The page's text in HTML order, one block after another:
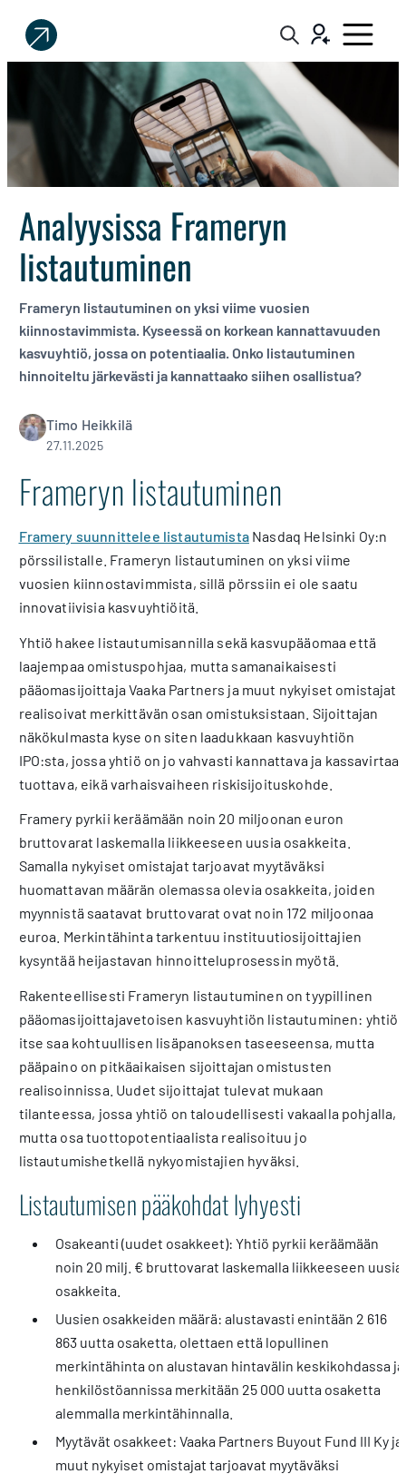
Sijoittaja.fi
Tee
sijoituspäätöksiä
Analyysissa Frameryn
listautuminen
Frameryn listautuminen on yksi viime vuosien
kiinnostavimmista. Kyseessä on korkean kannattavuuden
kasvuyhtiö, jossa on potentiaalia. Onko listautuminen
hinnoiteltu järkevästi ja kannattaako siihen osallistua?
Timo Heikkilä
27.11.2025
Frameryn listautuminen
Framery suunnittelee listautumistaNasdaq Helsinki Oy:n
pörssilistalle. Frameryn listautuminen on yksi viime
vuosien kiinnostavimmista, sillä pörssiin ei ole saatu
innovatiivisia kasvuyhtiöitä.
Yhtiö hakee listautumisannilla sekä kasvupääomaa että
laajempaa omistuspohjaa, mutta samanaikaisesti
pääomasijoittaja Vaaka Partners ja muut nykyiset omistajat
realisoivat merkittävän osan omistuksistaan. Sijoittajan
näkökulmasta kyse on siten laadukkaan kasvuyhtiön
IPO:sta, jossa yhtiö on jo vahvasti kannattava ja kassavirtaa
tuottava, eikä varhaisvaiheen riskisijoituskohde.
Framery pyrkii keräämään noin 20 miljoonan euron
bruttovarat laskemalla liikkeeseen uusia osakkeita.
Samalla nykyiset omistajat tarjoavat myytäväksi
huomattavan määrän olemassa olevia osakkeita, joiden
myynnistä saatavat bruttovarat ovat noin 172 miljoonaa
euroa. Merkintähinta tarkentuu instituutiosijoittajien
kysyntää heijastavan hinnoitteluprosessin myötä.
Rakenteellisesti Frameryn listautuminen on tyypillinen
pääomasijoittajavetoisen kasvuyhtiön listautuminen: yhtiö
itse saa kohtuullisen lisäpanoksen taseeseensa, mutta
pääpaino on pitkäaikaisen sijoittajan omistusten
realisoinnissa. Uudet sijoittajat tulevat mukaan
tilanteessa, jossa yhtiö on taloudellisesti vakaalla pohjalla,
mutta osa tuottopotentiaalista realisoituu jo
listautumishetkellä nykyomistajien hyväksi.
Listautumisen pääkohdat lyhyesti
Osakeanti (uudet osakkeet): Yhtiö pyrkii keräämään
noin 20 milj. € bruttovarat laskemalla liikkeeseen uusia
osakkeita.
Uusien osakkeiden määrä: alustavasti enintään 2 616
863 uutta osaketta, olettaen että lopullinen
merkintähinta on alustavan hintavälin keskikohdassa ja
henkilöstöannissa merkitään 25 000 uutta osaketta
alemmalla merkintähinnalla.
Myytävät osakkeet: Vaaka Partners Buyout Fund III Ky ja
muut nykyiset omistajat tarjoavat myytäväksi